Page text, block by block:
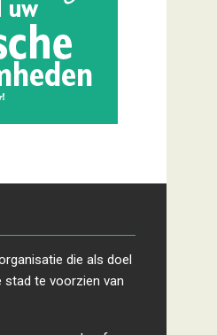
die als doel
te voorzien van